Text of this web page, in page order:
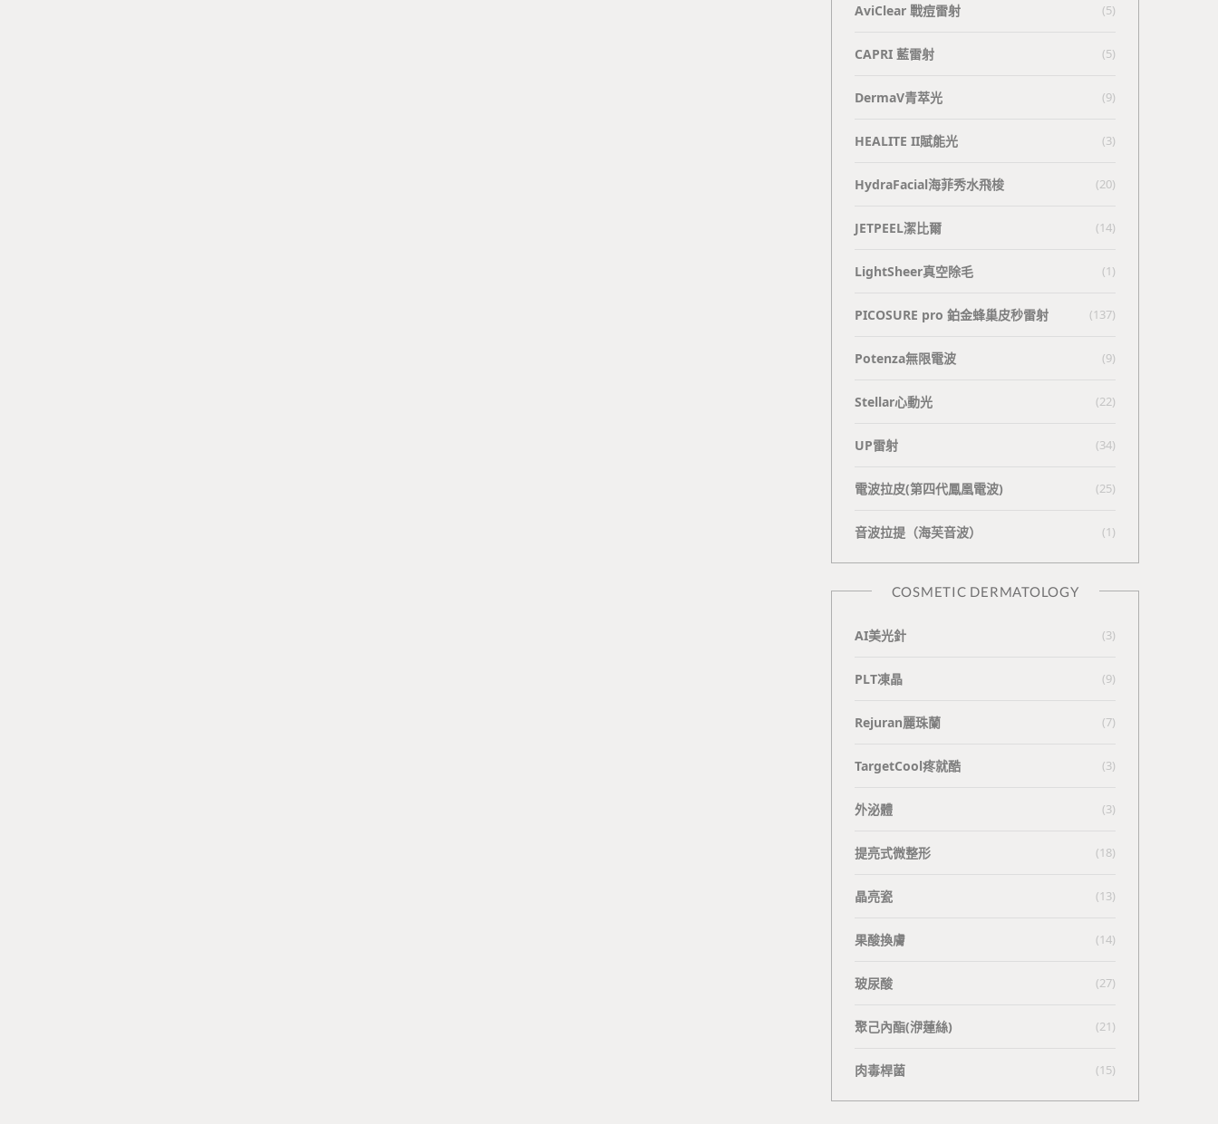
AviClear 戰痘雷射 (5)
CAPRI 藍雷射 (5)
DermaV青萃光 (9)
HEALITE II賦能光 (3)
HydraFacial海菲秀水飛梭 (20)
JETPEEL潔比爾 (14)
LightSheer真空除毛 (1)
PICOSURE pro 鉑金蜂巢皮秒雷射 (137)
Potenza無限電波 (9)
Stellar心動光 (22)
UP雷射 (34)
電波拉皮(第四代鳳凰電波) (25)
⾳波拉提（海芙⾳波） (1)
COSMETIC DERMATOLOGY
AI美光針 (3)
PLT凍晶 (9)
Rejuran麗珠蘭 (7)
TargetCool疼就酷 (3)
外泌體 (3)
提亮式微整形 (18)
晶亮瓷 (13)
果酸換膚 (14)
玻尿酸 (27)
聚己內酯(洢蓮絲) (21)
肉毒桿菌 (15)